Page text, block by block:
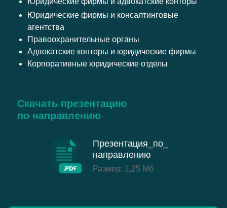
Юридические фирмы и консалтинговые
агентства
Правоохранительные органы
Адвокатские конторы и юридические фирмы
Корпоративные юридические отделы
Скачать презентацию
по направлению
Презентация_по_
направлению
Размер: 1,25 Мб